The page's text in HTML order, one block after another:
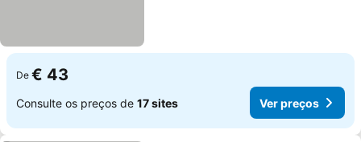
De € 43
Consulte os preços de 17 sites Ver preços